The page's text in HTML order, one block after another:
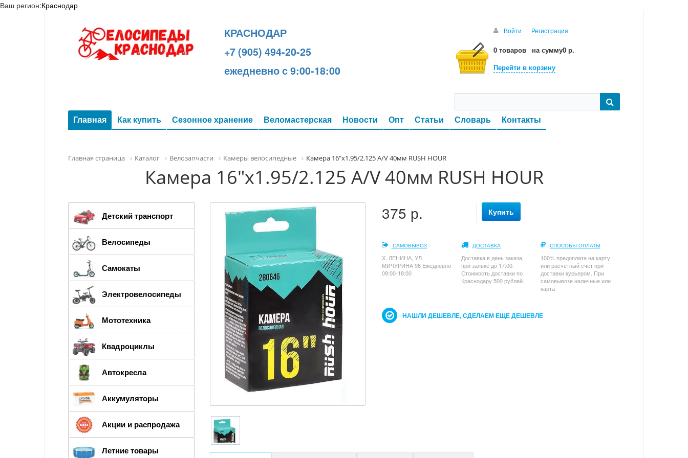
Ваш регион:Краснодар
КРАСНОДАР
+7 (905) 494-20-25
ежедневно с 9:00-18:00
Войти Регистрация
0 товаров на сумму0 р.
Перейти в корзину
Главная Как купить Сезонное хранение Веломастерская Новости Опт Статьи Словарь Контакты
Главная страница Каталог Велозапчасти Камеры велосипедные Камера 16"x1.95/2.125 A/V 40мм RUSH HOUR
Камера 16"x1.95/2.125 A/V 40мм RUSH HOUR
375 р. Купить
САМОВЫВОЗ
Х. ЛЕНИНА, УЛ.
МИЧУРИНА 98 Ежедневно
09:00-18:00
ДОСТАВКА
Доставка в день заказа,
при заявке до 17:00.
Стоимость доставки по
Краснодару 500 рублей.
СПОСОБЫ ОПЛАТЫ
100% предоплата на карту
или расчетный счет при
доставки курьером. При
самовывозе наличные или
карта
НАШЛИ ДЕШЕВЛЕ, СДЕЛАЕМ ЕЩЕ ДЕШЕВЛЕ
Детский транспорт
Велосипеды
Самокаты
Электровелосипеды
Мототехника
Квадроциклы
Автокресла
Аккумуляторы
Акции и распродажа
Летние товары